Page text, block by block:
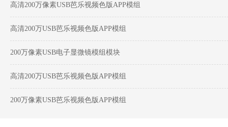
高清200万像素USB芭乐视频色版APP模组
高清200万USB芭乐视频色版APP模组
200万像素USB电子显微镜模组模块
高清200万USB芭乐视频色版APP模组
200万像素USB芭乐视频色版APP模组